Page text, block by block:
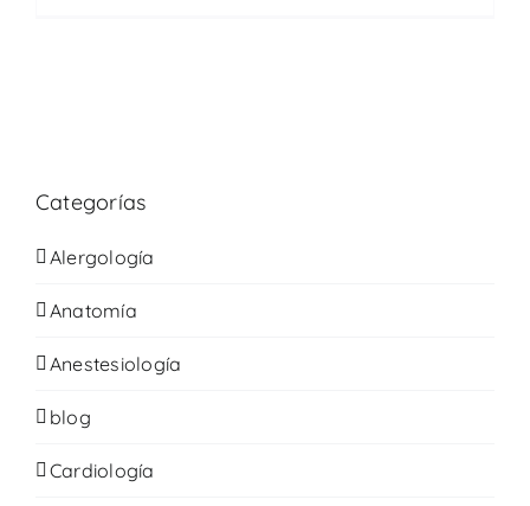
Categorías
Alergología
Anatomía
Anestesiología
blog
Cardiología